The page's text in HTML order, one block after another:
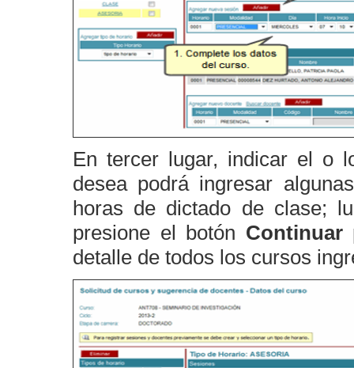
En tercer lugar, indicar el o
desea podrá ingresar
horas de dictado de clase;
presione el botón Continuar
detalle de todos los cursos